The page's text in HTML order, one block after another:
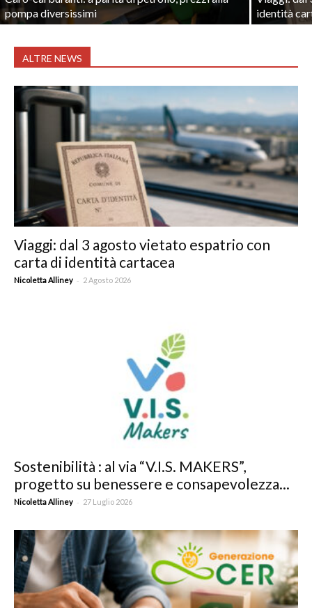
pompa diversissimi
identità
ALTRE NEWS
Viaggi: dal 3 agosto vietato espatrio con
carta di identità cartacea
Nicoletta Alliney - 2 Agosto 2026
Sostenibilità : al via “V.I.S. MAKERS”,
progetto su benessere e consapevolezza...
Nicoletta Alliney - 27 Luglio 2026